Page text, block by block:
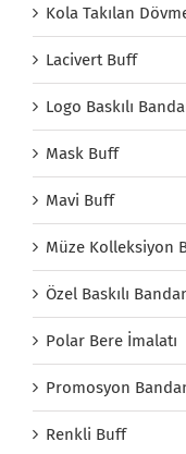
Kola Takılan
Lacivert Buff
Logo Baskılı
Mask Buff
Mavi Buff
Müze Kolleksiyon
Özel Baskılı
Polar Bere İmalatı
Promosyon
Renkli Buff